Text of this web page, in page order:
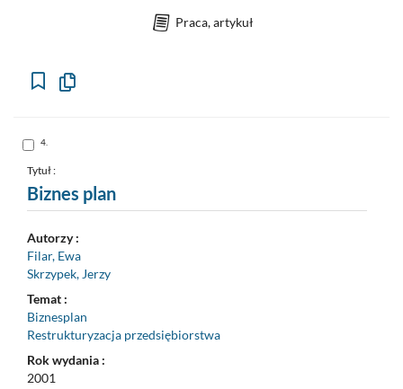
Praca, artykuł
Kopiuj
Skocz
do
nr
4
4.
Tytuł :
Biznes plan
Autorzy :
Filar, Ewa
Skrzypek, Jerzy
Temat :
Biznesplan
Restrukturyzacja przedsiębiorstwa
Rok wydania :
2001